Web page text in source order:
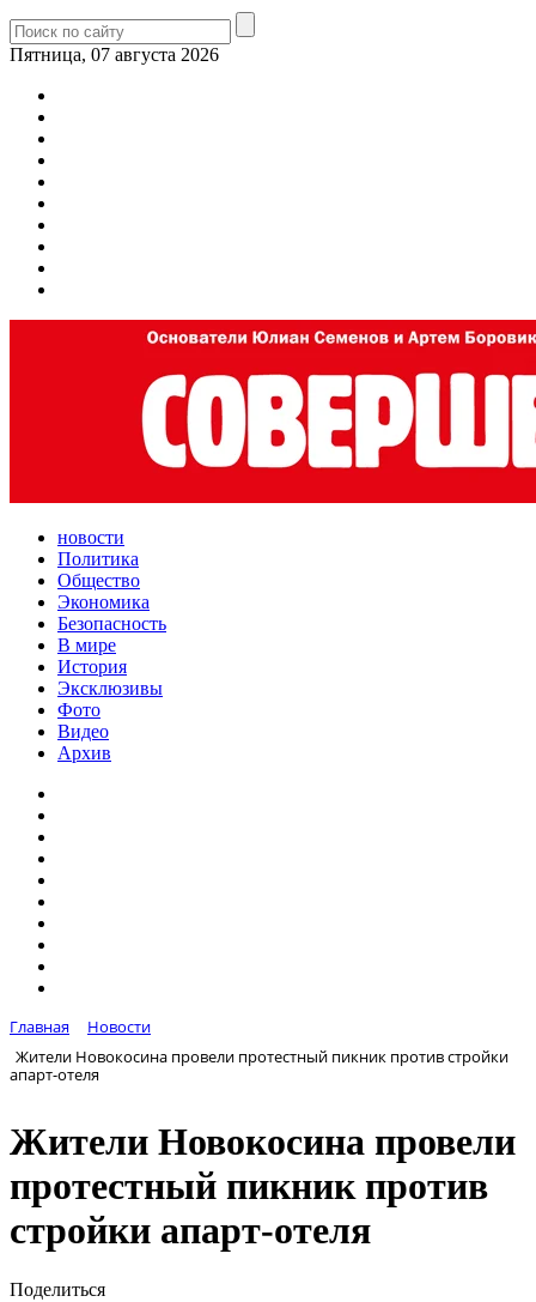
Пятница, 07 августа 2026
новости
Политика
Общество
Экономика
Безопасность
В мире
История
Эксклюзивы
Фото
Видео
Архив
Главная
Новости
Жители Новокосина провели протестный пикник против стройки
апарт-отеля
Жители Новокосина провели
протестный пикник против
стройки апарт-отеля
Поделиться